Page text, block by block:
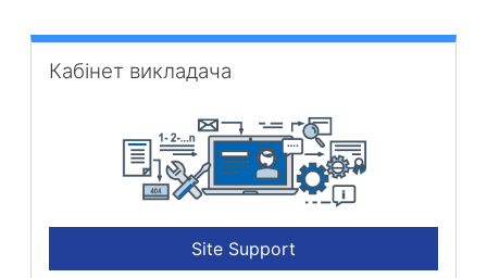
Кабінет викладача überspringen
Кабінет викладача
Site Support